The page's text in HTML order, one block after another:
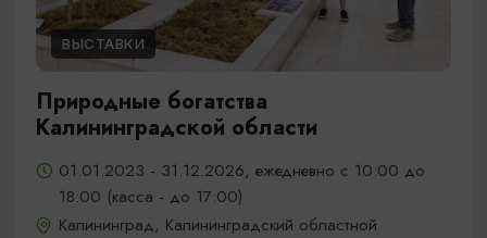
ВЫСТАВКИ
Природные богатства
Калининградской области
01.01.2023 - 31.12.2026, ежедневно с 10:00 до
18:00 (касса - до 17:00)
Калининград, Калининградский областной